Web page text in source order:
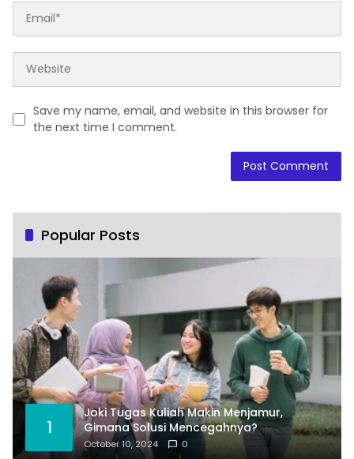
Save my name, email, and website in this browser for
the next time I comment.
Popular Posts
1
Joki Tugas Kuliah Makin Menjamur,
Gimana Solusi Mencegahnya?
October 10, 2024 0